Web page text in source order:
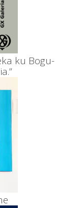
ku Bogu-